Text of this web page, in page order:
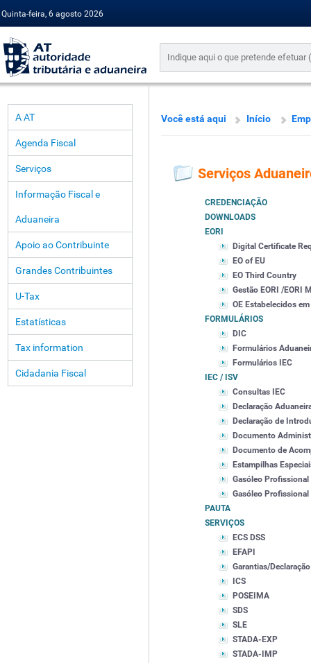
Quinta-feira, 6 agosto 2026
A AT
Agenda Fiscal
Serviços
Informação Fiscal e
Aduaneira
Apoio ao Contribuinte
Grandes Contribuintes
U-Tax
Estatísticas
Tax information
Cidadania Fiscal
Você está aqui Início
Serviços
CREDENCIAÇÃO
DOWNLOADS
EORI
Digital Certificate
EO of EU
EO Third Country
Gestão EORI /EORI
OE Estabelecidos
FORMULÁRIOS
DIC
Formulários
Formulários IEC
IEC / ISV
Consultas IEC
Declaração
Declaração de
Documento
Documento de
Estampilhas
Gasóleo Profissional
Gasóleo Profissional
PAUTA
SERVIÇOS
ECS DSS
EFAPI
Garantias/
ICS
POSEIMA
SDS
SLE
STADA-EXP
STADA-IMP